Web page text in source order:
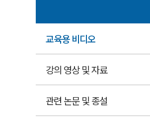
교육용 비디오
강의 영상 및 자료
관련 논문 및 종설